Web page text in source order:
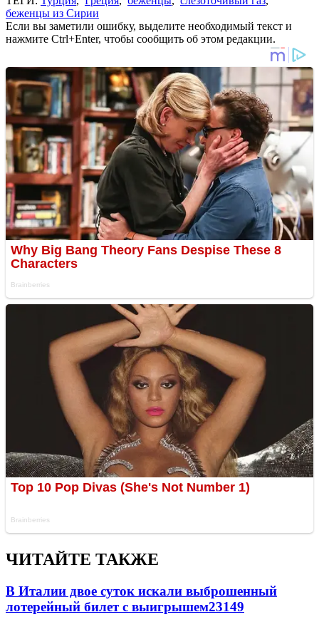
беженцы из Сирии
Если вы заметили ошибку, выделите необходимый текст и
нажмите Ctrl+Enter, чтобы сообщить об этом редакции.
ЧИТАЙТЕ ТАКЖЕ
В Италии двое суток искали выброшенный
лотерейный билет с выигрышем23149